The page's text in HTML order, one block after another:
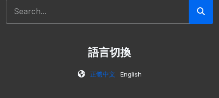
語言切換
正體中文 English